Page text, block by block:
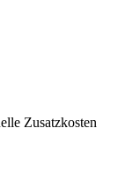
Zusatzkosten